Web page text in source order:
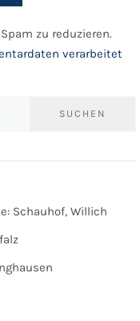
zu reduzieren.
verarbeitet
Schauhof, Willich